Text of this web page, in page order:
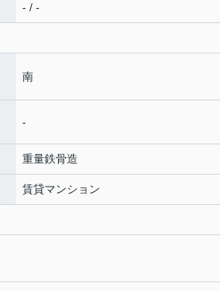
- / -
南
-
重量鉄骨造
賃貸マンション